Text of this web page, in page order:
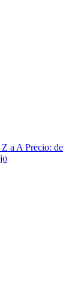
a A Precio: de